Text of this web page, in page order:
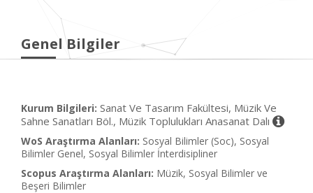
Genel Bilgiler
Kurum Bilgileri: Sanat Ve Tasarım Fakültesi, Müzik Ve
Sahne Sanatları Böl., Müzik Toplulukları Anasanat Dalı
WoS Araştırma Alanları: Sosyal Bilimler (Soc), Sosyal
Bilimler Genel, Sosyal Bilimler İnterdisipliner
Scopus Araştırma Alanları: Müzik, Sosyal Bilimler ve
Beşeri Bilimler